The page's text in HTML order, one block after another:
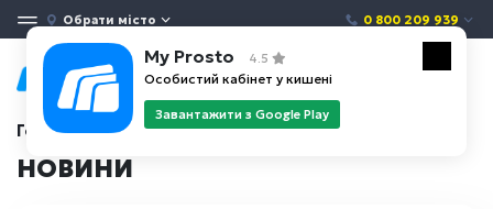
Обрати місто 0 800 209 939
Головна Новини
НОВИНИ
My Prosto 4.5
Особистий кабінет у кишені
Завантажити з Google Play